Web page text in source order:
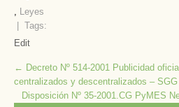
, Leyes
| Tags:
Edit
Post
navigation
← Decreto Nº 514-2001 Publicidad
centralizados y descentralizados –
Disposición Nº 35-2001.CG PyMES